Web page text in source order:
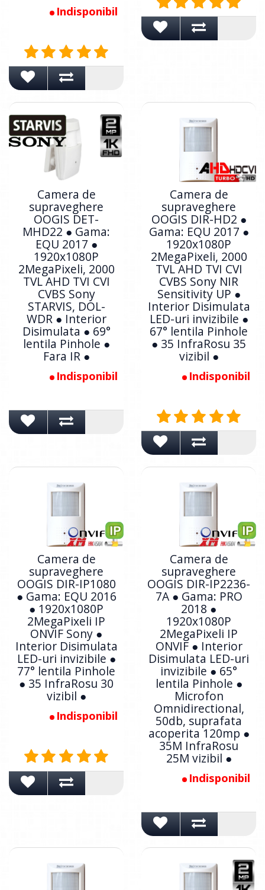
Indisponibil
Camera de
supraveghere
OOGIS DET-
MHD22 ● Gama:
EQU 2017 ●
1920x1080P
2MegaPixeli, 2000
TVL AHD TVI CVI
CVBS Sony
STARVIS, DOL-
WDR ● Interior
Disimulata ● 69°
lentila Pinhole ●
Fara IR ●
Indisponibil
Camera de
supraveghere
OOGIS DIR-HD2 ●
Gama: EQU 2017 ●
1920x1080P
2MegaPixeli, 2000
TVL AHD TVI CVI
CVBS Sony NIR
Sensitivity UP ●
Interior Disimulata
LED-uri invizibile ●
67° lentila Pinhole
● 35 InfraRosu 35
vizibil ●
Indisponibil
Camera de
supraveghere
OOGIS DIR-IP1080
● Gama: EQU 2016
● 1920x1080P
2MegaPixeli IP
ONVIF Sony ●
Interior Disimulata
LED-uri invizibile ●
77° lentila Pinhole
● 35 InfraRosu 30
vizibil ●
Indisponibil
Camera de
supraveghere
OOGIS DIR-IP2236-
7A ● Gama: PRO
2018 ●
1920x1080P
2MegaPixeli IP
ONVIF ● Interior
Disimulata LED-uri
invizibile ● 65°
lentila Pinhole ●
Microfon
Omnidirectional,
50db, suprafata
acoperita 120mp ●
35M InfraRosu
25M vizibil ●
Indisponibil